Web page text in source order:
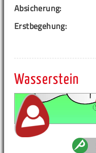
Absicherung:
Erstbegehung:
Wasserstein